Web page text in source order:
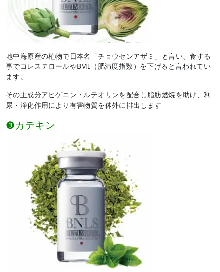
地中海原産の植物で日本名「チョウセンアザミ」と言い、食する
事でコレステロールやBMI （肥満度指数）を下げると言われてい
ます。
その主成分アピゲニン・ルテオリンを配合し脂肪燃焼を助け、利
尿・浄化作用により有害物質を体外に排出します
❸カテキン